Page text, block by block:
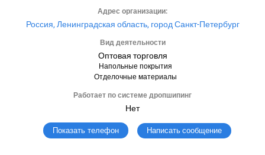
Адрес организации:
Россия, Ленинградская область, город Санкт-Петербург
Вид деятельности
Оптовая торговля
Напольные покрытия
Отделочные материалы
Работает по системе дропшипинг
Нет
Показать телефон Написать сообщение